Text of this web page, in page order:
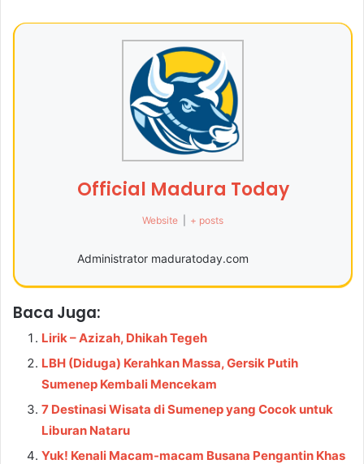
Official Madura Today
Website + posts
Administrator maduratoday.com
Baca Juga:
Lirik – Azizah, Dhikah Tegeh
LBH (Diduga) Kerahkan Massa, Gersik Putih
Sumenep Kembali Mencekam
7 Destinasi Wisata di Sumenep yang Cocok untuk
Liburan Nataru
Yuk! Kenali Macam-macam Busana Pengantin Khas